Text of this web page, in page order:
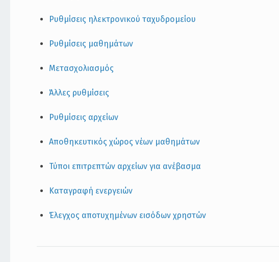
Ρυθμίσεις ηλεκτρονικού ταχυδρομείου
Ρυθμίσεις μαθημάτων
Μετασχολιασμός
Άλλες ρυθμίσεις
Ρυθμίσεις αρχείων
Αποθηκευτικός χώρος νέων μαθημάτων
Τύποι επιτρεπτών αρχείων για ανέβασμα
Καταγραφή ενεργειών
Έλεγχος αποτυχημένων εισόδων χρηστών